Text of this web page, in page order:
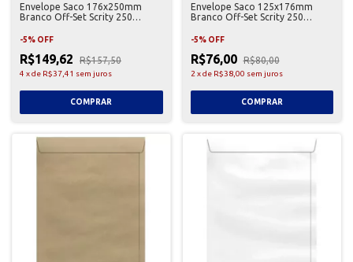
Envelope Saco 176x250mm
Branco Off-Set Scrity 250
-5% OFF
R$149,62 R$157,50
4 xde R$37,41 sem juros
Envelope Saco 125x176mm
Branco Off-Set Scrity 250
-5% OFF
R$76,00 R$80,00
2 xde R$38,00 sem juros